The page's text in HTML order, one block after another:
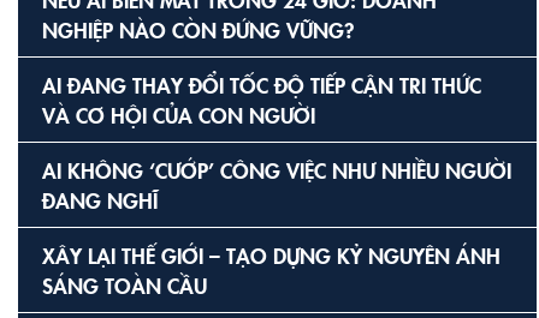
NGHIỆP NÀO CÒN ĐỨNG VỮNG?
AI ĐANG THAY ĐỔI TỐC ĐỘ TIẾP CẬN TRI THỨC
VÀ CƠ HỘI CỦA CON NGƯỜI
AI KHÔNG ‘CƯỚP’ CÔNG VIỆC NHƯ NHIỀU NGƯỜI
ĐANG NGHĨ
XÂY LẠI THẾ GIỚI – TẠO DỰNG KỶ NGUYÊN ÁNH
SÁNG TOÀN CẦU